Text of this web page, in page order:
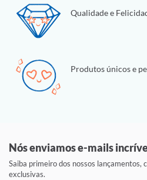
Qualidade e
Produtos únicos e
Nós enviamos e-mails
Saiba primeiro dos nossos lançamentos,
exclusivas.